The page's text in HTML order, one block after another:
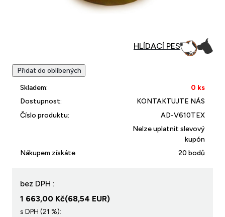
Přidat do oblíbených
Skladem:
0 ks
Dostupnost:
KONTAKTUJTE NÁS
Číslo produktu:
AD-V610TEX
Nelze uplatnit slevový
kupón
Nákupem získáte
20 bodů
bez DPH :
1 663,00 Kč(68,54 EUR)
s DPH (21 %):